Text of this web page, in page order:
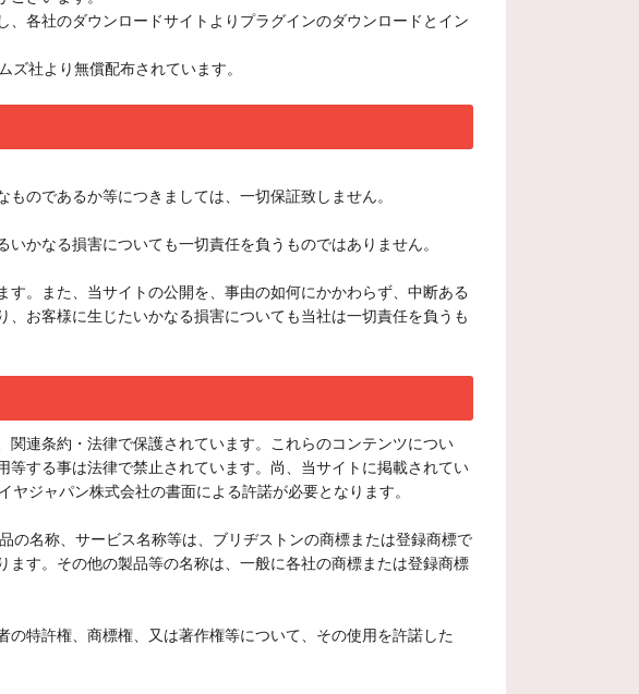
各社のダウンロードサイトよりプラグインのダウンロードとイン
社より無償配布されています。
のであるか等につきましては、一切保証致しません。
かなる損害についても一切責任を負うものではありません。
。また、当サイトの公開を、事由の如何にかかわらず、中断ある
お客様に生じたいかなる損害についても当社は一切責任を負うも
連条約・法律で保護されています。これらのコンテンツについ
する事は法律で禁止されています。尚、当サイトに掲載されてい
ジャパン株式会社の書面による許諾が必要となります。
の名称、サービス名称等は、ブリヂストンの商標または登録商標で
す。その他の製品等の名称は、一般に各社の商標または登録商標
特許権、商標権、又は著作権等について、その使用を許諾した